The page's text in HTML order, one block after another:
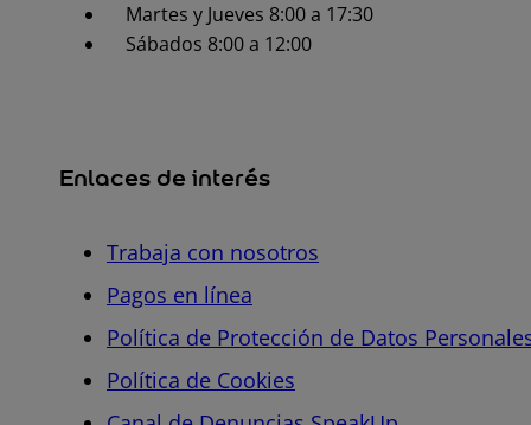
Martes y Jueves 8:00 a 17:30
Sábados 8:00 a 12:00
Enlaces de interés
Trabaja con nosotros
Pagos en línea
Política de Protección de Datos
Política de Cookies